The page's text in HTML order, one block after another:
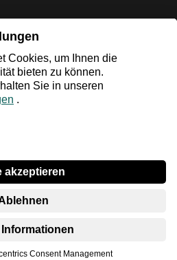
letzten 30 Tage vor der